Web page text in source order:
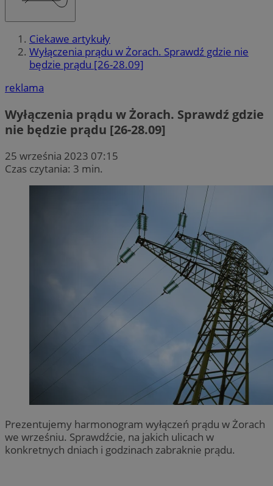
Ciekawe artykuły
Wyłączenia prądu w Żorach. Sprawdź gdzie nie
będzie prądu [26-28.09]
reklama
Wyłączenia prądu w Żorach. Sprawdź gdzie
nie będzie prądu [26-28.09]
25 września 2023 07:15
Czas czytania: 3 min.
Prezentujemy harmonogram wyłączeń prądu w Żorach
we wrześniu. Sprawdźcie, na jakich ulicach w
konkretnych dniach i godzinach zabraknie prądu.